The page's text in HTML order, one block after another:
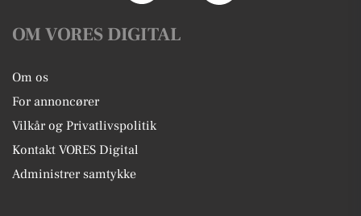
OM VORES DIGITAL
Om os
For annoncører
Vilkår og Privatlivspolitik
Kontakt VORES Digital
Administrer samtykke